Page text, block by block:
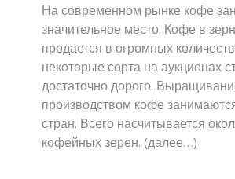
На современном рынке кофе
значительное место. Кофе в
продается в огромных
некоторые сорта на аукционах
достаточно дорого.
производством кофе
стран. Всего насчитывается
кофейных зерен. (далее…)